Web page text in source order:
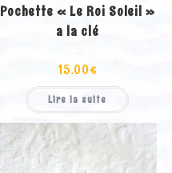
Pochette « Le Roi Soleil »
a la clé
15.00€
Lire la suite